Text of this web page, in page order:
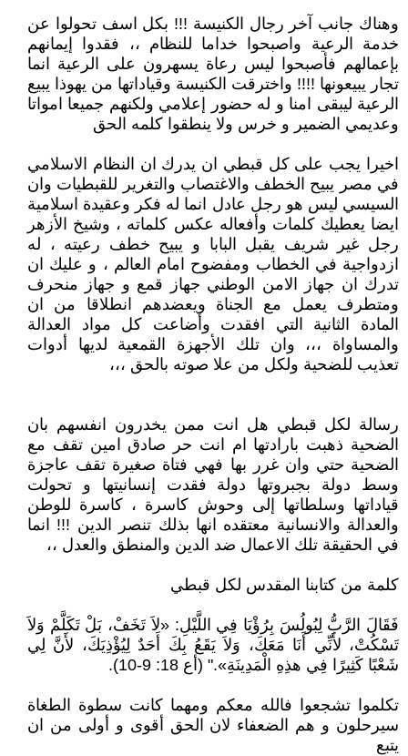
وهناك جانب آخر رجال الكنيسة !!! بكل اسف تحولوا عن
خدمة الرعية واصبحوا خداما للنظام ،، فقدوا إيمانهم
بإعمالهم فأصبحوا ليس رعاة يسهرون على الرعية انما
تجار يبيعونها !!!! واخترقت الكنيسة وقياداتها من يهوذا يبيع
الرعية ليبقى امنا و له حضور إعلامي ولكنهم جميعا امواتا
وعديمي الضمير و خرس ولا ينطقوا كلمه الحق
اخيرا يجب على كل قبطي ان يدرك ان النظام الاسلامي
في مصر يبيح الخطف والاغتصاب والتغرير للقبطيات وان
السيسي ليس هو رجل عادل انما له فكر وعقيدة اسلامية
ايضا يعطيك كلمات وأفعاله عكس كلماته ، وشيخ الأزهر
رجل غير شريف يقبل البابا و يبيح خطف رعيته ، له
ازدواجية في الخطاب ومفضوح امام العالم ، و عليك ان
تدرك ان جهاز الامن الوطني جهاز قمع و جهاز منحرف
ومتطرف يعمل مع الجناة ويعضدهم انطلاقا من ان
المادة الثانية التي افقدت وأضاعت كل مواد العدالة
والمساواة ،،، وان تلك الأجهزة القمعية لديها أدوات
تعذيب للضحية ولكل من علا صوته بالحق ،،،
رسالة لكل قبطي هل انت ممن يخدرون انفسهم بان
الضحية ذهبت بارادتها ام انت حر صادق امين تقف مع
الضحية حتي وان غرر بها فهي فتاة صغيرة تقف عاجزة
وسط دولة بجبروتها دولة فقدت إنسانيتها و تحولت
قياداتها وسلطاتها إلى وحوش كاسرة ، كاسرة للوطن
والعدالة والانسانية معتقده انها بذلك تنصر الدين !!! انما
في الحقيقة تلك الاعمال ضد الدين والمنطق والعدل ،،
كلمة من كتابنا المقدس لكل قبطي
فَقَالَ الرَّبُّ لِبُولُسَ بِرُؤْيَا فِي اللَّيْلِ: «لاَ تَخَفْ، بَلْ تَكَلَّمْ وَلاَ
تَسْكُتْ، لأَنِّي أَنَا مَعَكَ، وَلاَ يَقَعُ بِكَ أَحَدٌ لِيُؤْذِيَكَ، لأَنَّ لِي
شَعْبًا كَثِيرًا فِي هذِهِ الْمَدِينَةِ»." (أع 18: 9-10).
تكلموا تشجعوا فالله معكم ومهما كانت سطوة الطغاة
سيرحلون و هم الضعفاء لان الحق أقوى و أولى من ان
يتبع